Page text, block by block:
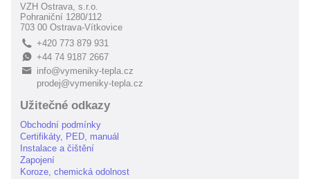
VZH Ostrava, s.r.o.
Pohraniční 1280/112
703 00 Ostrava-Vítkovice
L +420 773 879 931
E+44 74 9187 2667
B
info@vymeniky-tepla.cz
prodej@vymeniky-tepla.cz
Užitečné odkazy
Obchodní podmínky
Certifikáty, PED, manuál
Instalace a čištění
Zapojení
Koroze, chemická odolnost